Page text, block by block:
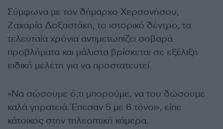
Σύμφωνα με τον δήμαρχο Χερσονήσου,
Ζαχαρία Δοξαστάκη, το ιστορικό δέντρο, τα
τελευταία χρόνια αντιμετωπίζει σοβαρά
προβλήματα και μάλιστα βρίσκεται σε εξέλιξη
ειδική μελέτη για να προστατευτεί.
«Να σώσουμε ό,τι μπορούμε, να του δώσουμε
καλά γηρατειά. Έπεσαν 5 με 6 τόνοι», είπε
κάτοικος στην τηλεοπτική κάμερα.